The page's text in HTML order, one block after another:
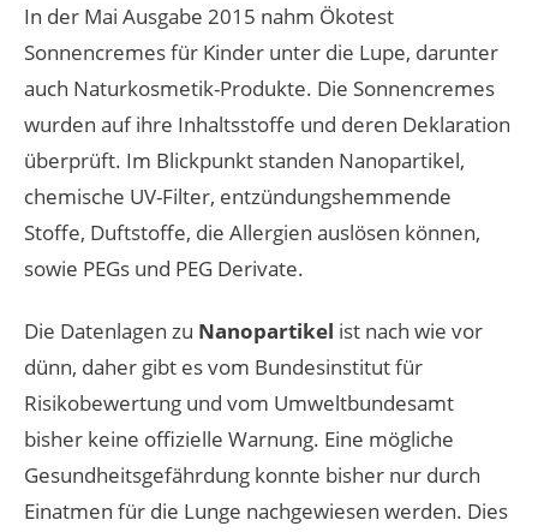
In der Mai Ausgabe 2015 nahm Ökotest
Sonnencremes für Kinder unter die Lupe, darunter
auch Naturkosmetik-Produkte. Die Sonnencremes
wurden auf ihre Inhaltsstoffe und deren Deklaration
überprüft. Im Blickpunkt standen Nanopartikel,
chemische UV-Filter, entzündungshemmende
Stoffe, Duftstoffe, die Allergien auslösen können,
sowie PEGs und PEG Derivate.
Die Datenlagen zu Nanopartikel ist nach wie vor
dünn, daher gibt es vom Bundesinstitut für
Risikobewertung und vom Umweltbundesamt
bisher keine offizielle Warnung. Eine mögliche
Gesundheitsgefährdung konnte bisher nur durch
Einatmen für die Lunge nachgewiesen werden. Dies